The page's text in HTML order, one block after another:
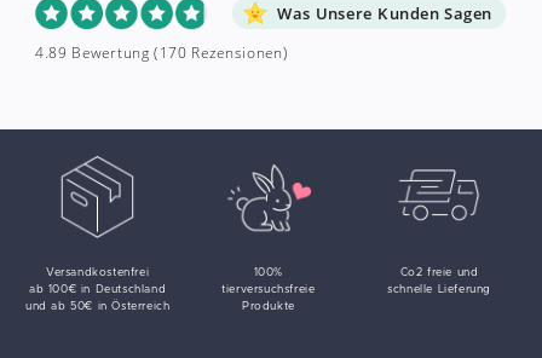
Was Unsere Kunden Sagen
4.89 Bewertung (170 Rezensionen)
Versandkostenfrei
ab 100€ in Deutschland
und ab 50€ in Österreich
100%
tierversuchsfreie
Produkte
Co2 freie und
schnelle Lieferung